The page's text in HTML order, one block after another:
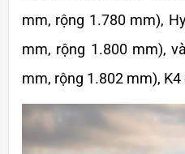
mm, rộng 1.780 mm),
mm, rộng 1.800 mm),
mm, rộng 1.802 mm),